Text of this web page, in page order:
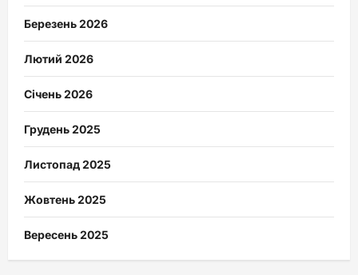
Березень 2026
Лютий 2026
Січень 2026
Грудень 2025
Листопад 2025
Жовтень 2025
Вересень 2025